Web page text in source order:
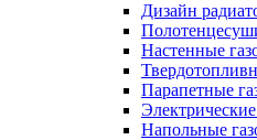
Дизайн
Настенные
Парапетные
Напольные